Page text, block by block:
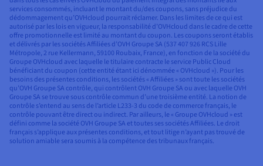
services consommés, incluant le montant du/des coupons, sans préjudice du
dédommagement qu’OVHcloud pourrait réclamer. Dans les limites de ce qui est
autorisé par les lois en vigueur, la responsabilité d’OVHcloud dans le cadre de cette
offre promotionnelle est limité au montant du coupon. Les coupons seront établis
et délivrés par les sociétés Affiliées d’OVH Groupe SA (537 407 926 RCS Lille
Métropole, 2 rue Kellermann, 59100 Roubaix, France), en fonction de la société du
Groupe OVHcloud avec laquelle le titulaire contracte le service Public Cloud
bénéficiant du coupon (cette entité étant ici dénommée « OVHcloud »). Pour les
besoins des présentes conditions, les sociétés « Affiliées » sont toute les sociétés
qu’OVH Groupe SA contrôle, qui contrôlent OVH Groupe SA ou avec laquelle OVH
Groupe SA se trouve sous contrôle commun d’une troisième entité. La notion de
contrôle s’entend au sens de l’article L233-3 du code de commerce français, le
contrôle pouvant être direct ou indirect. Par ailleurs, le « Groupe OVHcloud » est
défini comme la société OVH Groupe SA et toutes ses sociétés Affiliées. Le droit
français s’applique aux présentes conditions, et tout litige n’ayant pas trouvé de
solution amiable sera soumis à la compétence des tribunaux français.